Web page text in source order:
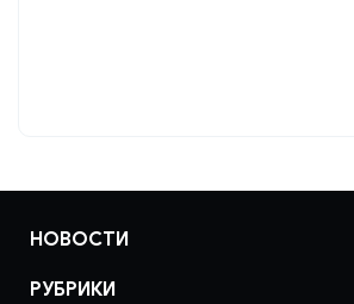
НОВОСТИ
РУБРИКИ